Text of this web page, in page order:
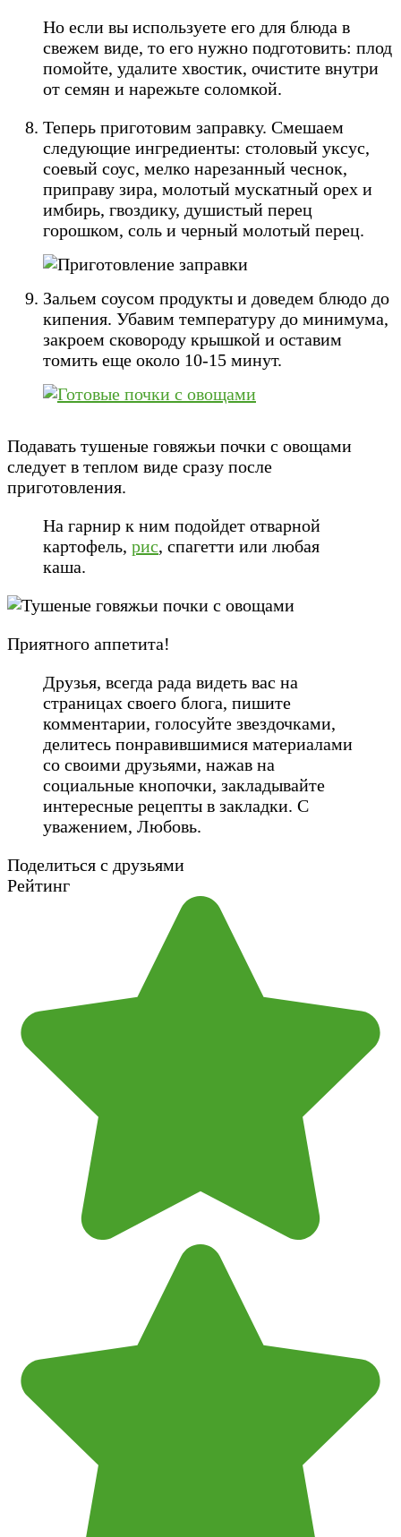
Но если вы используете его для блюда в
свежем виде, то его нужно подготовить: плод
помойте, удалите хвостик, очистите внутри
от семян и нарежьте соломкой.
Теперь приготовим заправку. Смешаем
следующие ингредиенты: столовый уксус,
соевый соус, мелко нарезанный чеснок,
приправу зира, молотый мускатный орех и
имбирь, гвоздику, душистый перец
горошком, соль и черный молотый перец.
Зальем соусом продукты и доведем блюдо до
кипения. Убавим температуру до минимума,
закроем сковороду крышкой и оставим
томить еще около 10-15 минут.
Подавать тушеные говяжьи почки с овощами
следует в теплом виде сразу после
приготовления.
На гарнир к ним подойдет отварной
картофель, рис, спагетти или любая
каша.
Приятного аппетита!
Друзья, всегда рада видеть вас на
страницах своего блога, пишите
комментарии, голосуйте звездочками,
делитесь понравившимися материалами
со своими друзьями, нажав на
социальные кнопочки, закладывайте
интересные рецепты в закладки. С
уважением, Любовь.
Поделиться с друзьями
Рейтинг